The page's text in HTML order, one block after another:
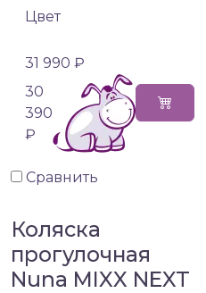
Цвет
31 990 ₽
30
390
₽
Сравнить
Коляска
прогулочная
Nuna MIXX NEXT